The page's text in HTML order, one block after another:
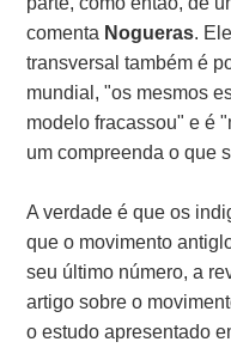
comenta Nogueras.
transversal também é
mundial, "os mesmos
modelo fracassou" e é
um compreenda o que
A verdade é que os
que o movimento
seu último número, a
artigo sobre o
o estudo apresentado